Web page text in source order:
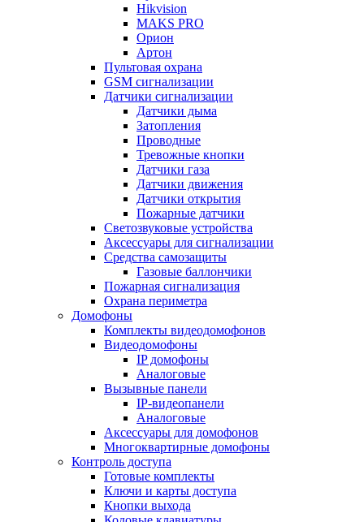
Hikvision
MAKS PRO
Орион
Артон
Пультовая охрана
GSM сигнализации
Датчики сигнализации
Датчики дыма
Затопления
Проводные
Тревожные кнопки
Датчики газа
Датчики движения
Датчики открытия
Пожарные датчики
Светозвуковые устройства
Аксессуары для сигнализации
Средства самозащиты
Газовые баллончики
Пожарная сигнализация
Охрана периметра
Домофоны
Комплекты видеодомофонов
Видеодомофоны
IP домофоны
Аналоговые
Вызывные панели
IP-видеопанели
Аналоговые
Аксессуары для домофонов
Многоквартирные домофоны
Контроль доступа
Готовые комплекты
Ключи и карты доступа
Кнопки выхода